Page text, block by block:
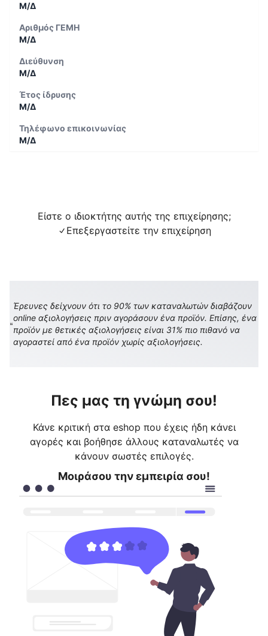
Μ/Δ
Αριθμός ΓΕΜΗ
Μ/Δ
Διεύθυνση
Μ/Δ
Έτος ίδρυσης
Μ/Δ
Τηλέφωνο επικοινωνίας
Μ/Δ
Είστε ο ιδιοκτήτης αυτής της επιχείρησης;
Επεξεργαστείτε την επιχείρηση
Έρευνες δείχνουν ότι το 90% των καταναλωτών διαβάζουν
online αξιολογήσεις πριν αγοράσουν ένα προϊόν. Επίσης, ένα
προϊόν με θετικές αξιολογήσεις είναι 31% πιο πιθανό να
αγοραστεί από ένα προϊόν χωρίς αξιολογήσεις.
Πες μας τη γνώμη σου!
Κάνε κριτική στα eshop που έχεις ήδη κάνει
αγορές και βοήθησε άλλους καταναλωτές να
κάνουν σωστές επιλογές.
Μοιράσου την εμπειρία σου!